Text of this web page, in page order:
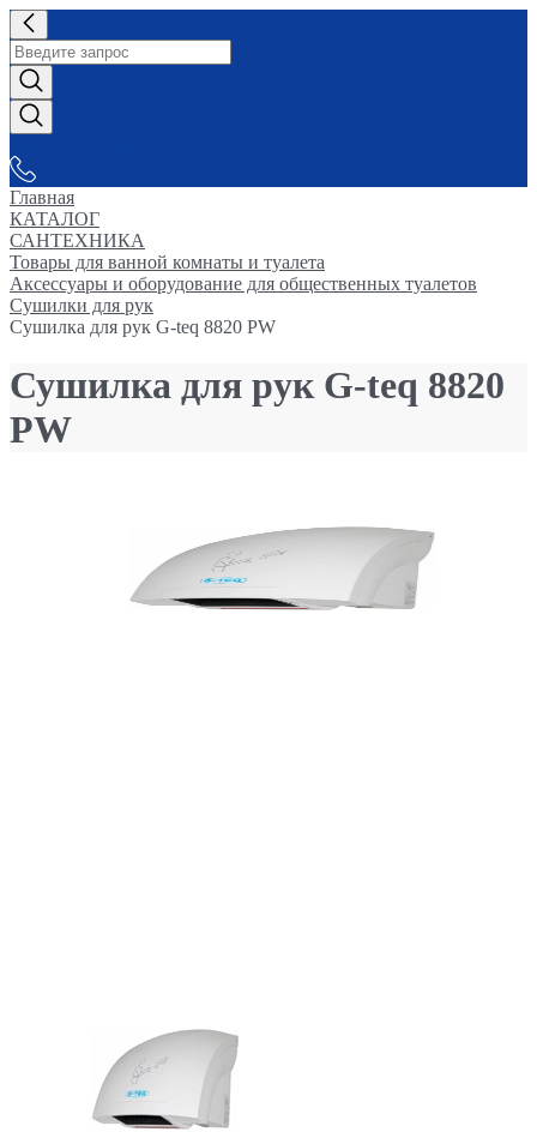
Главная
КАТАЛОГ
САНТЕХНИКА
Товары для ванной комнаты и туалета
Аксессуары и оборудование для общественных туалетов
Сушилки для рук
Сушилка для рук G-teq 8820 PW
Сушилка для рук G-teq 8820
PW